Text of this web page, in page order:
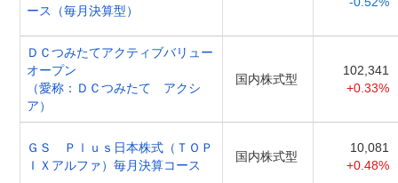
ース（毎月決算型）
ＤＣつみたてアクティブバリュー
オープン
（愛称：ＤＣつみたて アクシ
ア）
国内株式型
102,341
+0.33%
ＧＳ Ｐｌｕｓ日本株式（ＴＯＰ
ＩＸアルファ）毎月決算コース
国内株式型
10,081
+0.48%